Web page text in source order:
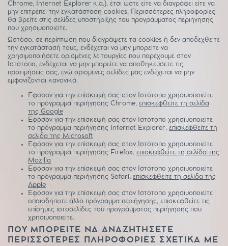
Chrome, Internet Explorer κ.α.), έτσι ώστε είτε να διαγράφει είτε να
μην επιτρέπει την εγκατάσταση cookies. Περισσότερες πληροφορίες
θα βρείτε στις σελίδες υποστήριξης του προγράμματος περιήγησης
που χρησιμοποιείτε.
Ωστόσο, σε περίπτωση που διαγράψετε τα cookies ή δεν αποδεχθείτε
την εγκατάστασή τους, ενδέχεται να μην μπορείτε να
χρησιμοποιήσετε ορισμένες λειτουργίες που παρέχουμε στον
Ιστότοπο, ενδέχεται να μην μπορείτε να αποθηκεύσετε τις
προτιμήσεις σας, ενώ ορισμένες σελίδες μας ενδέχεται να μην
εμφανίζονται κανονικά.
Εφόσον για την επίσκεψή σας στον Ιστότοπο χρησιμοποιείτε
το πρόγραμμα περιήγησης Chrome, επισκεφθείτε τη σελίδα
της Google
Εφόσον για την επίσκεψή σας στον Ιστότοπο χρησιμοποιείτε
το πρόγραμμα περιήγησης Internet Explorer, επισκεφθείτε τη
σελίδα της Microsoft
Εφόσον για την επίσκεψή σας στον Ιστότοπο χρησιμοποιείτε
το πρόγραμμα περιήγησης Firefox, επισκεφθείτε τη σελίδα της
Mozilla
Εφόσον για την επίσκεψή σας στον Ιστότοπο χρησιμοποιείτε
το πρόγραμμα περιήγησης Safari, επισκεφθείτε τη σελίδα της
Apple
Εφόσον για την επίσκεψή σας στον Ιστότοπο χρησιμοποιείτε
οποιοδήποτε άλλο πρόγραμμα περιήγησης, επισκεφθείτε τις
επίσημες ιστοσελίδες του προγράμματος περιήγησης που
χρησιμοποιείτε.
ΠΟΥ ΜΠΟΡΕΙΤΕ ΝΑ ΑΝΑΖΗΤΗΣΕΤΕ
ΠΕΡΙΣΣΟΤΕΡΕΣ ΠΛΗΡΟΦΟΡΙΕΣ ΣΧΕΤΙΚΑ ΜΕ